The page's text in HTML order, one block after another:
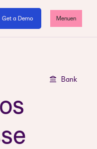
Get a Demo Menuen
Bank